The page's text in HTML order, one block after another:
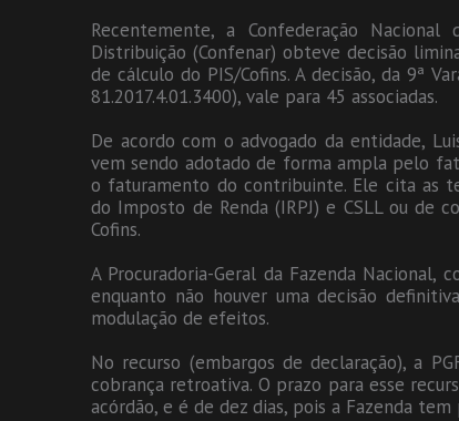
Recentemente, a Confederação
Distribuição (Confenar) obteve decisão
de cálculo do PIS/Cofins. A decisão, da 9ª
81.2017.4.01.3400), vale para 45 associadas.
De acordo com o advogado da entidade,
vem sendo adotado de forma ampla pelo
o faturamento do contribuinte. Ele cita as
do Imposto de Renda (IRPJ) e CSLL ou de
Cofins.
A Procuradoria-Geral da Fazenda Nacional,
enquanto não houver uma decisão
modulação de efeitos.
No recurso (embargos de declaração), a
cobrança retroativa. O prazo para esse
acórdão, e é de dez dias, pois a Fazenda